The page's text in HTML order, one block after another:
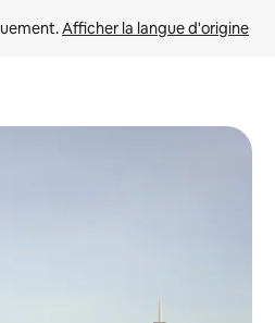
Afficher la langue d'origine